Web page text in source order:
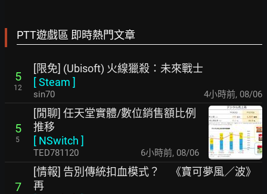
PTT遊戲區 即時熱門文章
5
12
[限免] (Ubisoft) 火線獵殺：未來戰士
[Steam ]
sin70 4小時前, 08/06
5
5
[閒聊] 任天堂實體/數位銷售額比例
推移
[ NSwitch ]
TED781120 6小時前, 08/06
7
[情報] 告別傳統扣血模式？ 《寶可夢風／波》
再